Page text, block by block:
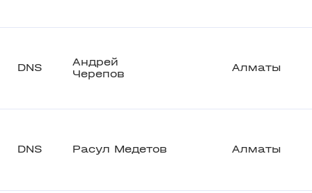
DNS
Андрей
Черепов
Алматы
DNS Расул Медетов Алматы